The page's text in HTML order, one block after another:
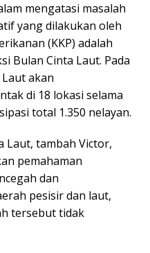
mengatasi masalah
yang dilakukan oleh
(KKP) adalah
Bulan Cinta Laut. Pada
akan
di 18 lokasi selama
total 1.350 nelayan.
Laut, tambah Victor,
pemahaman
dan
pesisir dan laut,
tersebut tidak